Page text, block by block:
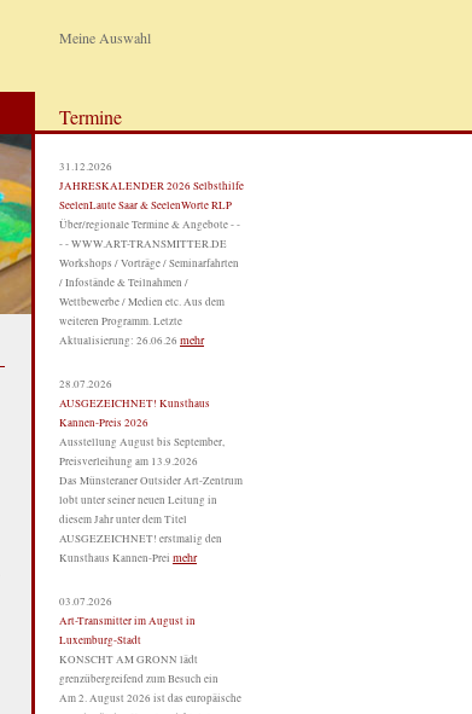
Meine Auswahl
Termine
31.12.2026
JAHRESKALENDER 2026 Selbsthilfe
SeelenLaute Saar & SeelenWorte RLP
Über/regionale Termine & Angebote - -
- - WWW.ART-TRANSMITTER.DE
Workshops / Vorträge / Seminarfahrten
/ Infostände & Teilnahmen /
Wettbewerbe / Medien etc. Aus dem
weiteren Programm. Letzte
Aktualisierung: 26.06.26 mehr
28.07.2026
AUSGEZEICHNET! Kunsthaus
Kannen-Preis 2026
Ausstellung August bis September,
Preisverleihung am 13.9.2026
Das Münsteraner Outsider Art-Zentrum
lobt unter seiner neuen Leitung in
diesem Jahr unter dem Titel
AUSGEZEICHNET! erstmalig den
Kunsthaus Kannen-Prei mehr
03.07.2026
Art-Transmitter im August in
Luxemburg-Stadt
KONSCHT AM GRONN lädt
grenzübergreifend zum Besuch ein
Am 2. August 2026 ist das europäische